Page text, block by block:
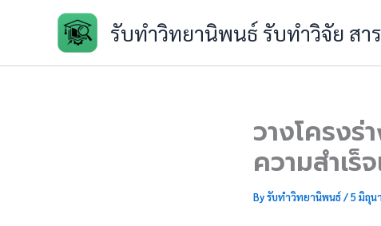
รับทำวิทยานิพนธ์ รับทำวิจัย สา
วางโครง
ความสำเ
Byรับทำวิทยานิพนธ์/5 มิถุน